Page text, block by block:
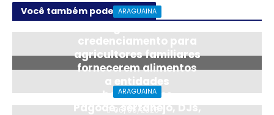
Você também pode gostar
ARAGUAINA
credenciamento para
agricultores familiares
fornecerem alimentos
a entidades
beneficentes
06/08/2026
ARAGUAINA
Pagode, sertanejo, DJs,